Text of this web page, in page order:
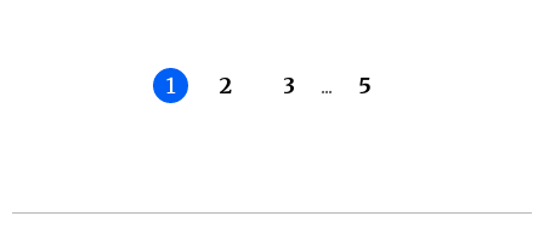
1 2 3 ... 5